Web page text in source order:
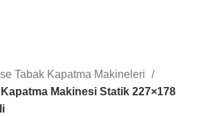
Tabak Kapatma Makineleri
Makinesi Statik 227×178